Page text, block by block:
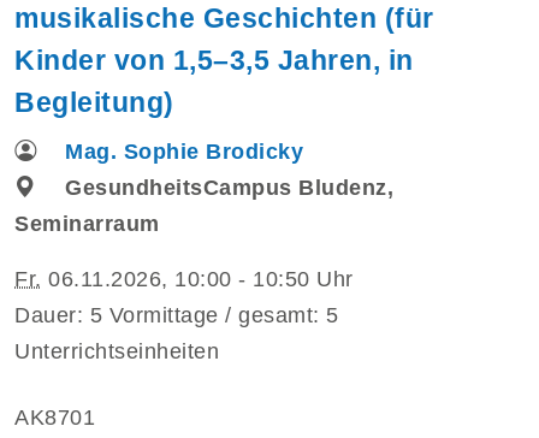
musikalische Geschichten (für
Kinder von 1,5–3,5 Jahren, in
Begleitung)
Mag. Sophie Brodicky
GesundheitsCampus Bludenz,
Seminarraum
Fr. 06.11.2026, 10:00 - 10:50 Uhr
Dauer: 5 Vormittage / gesamt: 5
Unterrichtseinheiten
AK8701